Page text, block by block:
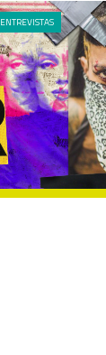
ENTREVISTAS